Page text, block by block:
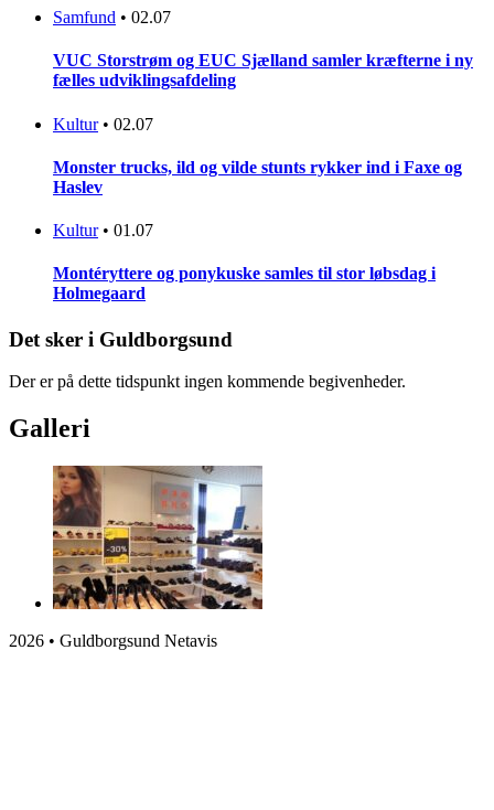
Samfund • 02.07
VUC Storstrøm og EUC Sjælland samler kræfterne i ny
fælles udviklingsafdeling
Kultur • 02.07
Monster trucks, ild og vilde stunts rykker ind i Faxe og
Haslev
Kultur • 01.07
Montéryttere og ponykuske samles til stor løbsdag i
Holmegaard
Det sker i Guldborgsund
Der er på dette tidspunkt ingen kommende begivenheder.
Galleri
2026 • Guldborgsund Netavis